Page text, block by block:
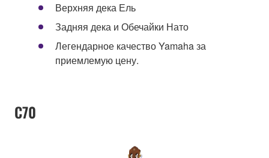
Верхняя дека Ель
Задняя дека и Обечайки Нато
Легендарное качество Yamaha за
приемлемую цену.
C70